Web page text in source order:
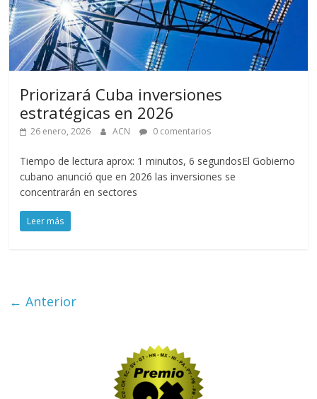
Priorizará Cuba inversiones
estratégicas en 2026
26 enero, 2026 ACN 0 comentarios
Tiempo de lectura aprox: 1 minutos, 6 segundosEl Gobierno
cubano anunció que en 2026 las inversiones se
concentrarán en sectores
Leer más
← Anterior